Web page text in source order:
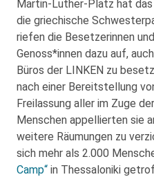
Martin-Luther-Platz hat
die griechische
riefen die Besetzerinnen
Genoss*innen dazu auf,
Büros der LINKEN zu
nach einer Bereitstellung
Freilassung aller im Zuge
Menschen appellierten sie
weitere Räumungen zu
sich mehr als 2.000
Camp“ in Thessaloniki